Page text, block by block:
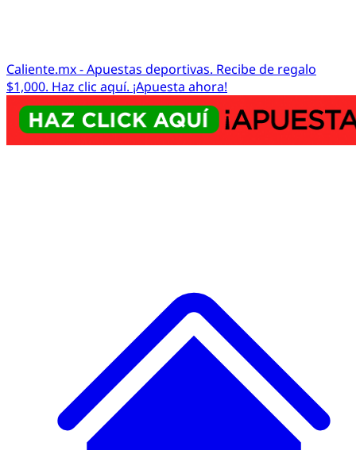
Caliente.mx - Apuestas deportivas. Recibe de regalo
$1,000. Haz clic aquí. ¡Apuesta ahora!